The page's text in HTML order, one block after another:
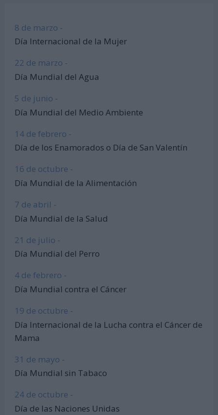
8 de marzo -
Día Internacional de la Mujer
22 de marzo -
Día Mundial del Agua
5 de junio -
Día Mundial del Medio Ambiente
14 de febrero -
Día de los Enamorados o Día de San Valentín
16 de octubre -
Día Mundial de la Alimentación
7 de abril -
Día Mundial de la Salud
21 de julio -
Día Mundial del Perro
4 de febrero -
Día Mundial contra el Cáncer
19 de octubre -
Día Internacional de la Lucha contra el Cáncer de
Mama
31 de mayo -
Día Mundial sin Tabaco
24 de octubre -
Día de las Naciones Unidas